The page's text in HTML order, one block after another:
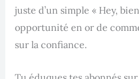
juste d’un simple « Hey,
opportunité en or de
sur la confiance.